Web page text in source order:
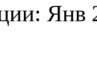
Янв